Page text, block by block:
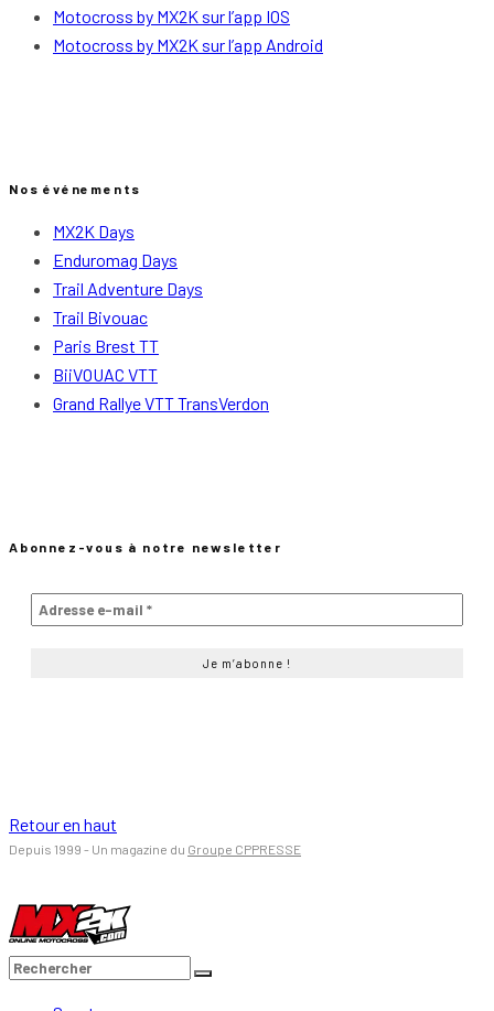
Motocross by MX2K sur l’app IOS
Motocross by MX2K sur l’app Android
Nos événements
MX2K Days
Enduromag Days
Trail Adventure Days
Trail Bivouac
Paris Brest TT
BiiVOUAC VTT
Grand Rallye VTT TransVerdon
Abonnez-vous à notre newsletter
Retour en haut
Depuis 1999 - Un magazine du Groupe CPPRESSE